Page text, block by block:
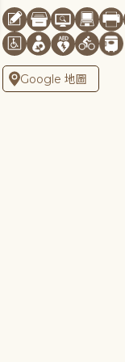
Google 地圖